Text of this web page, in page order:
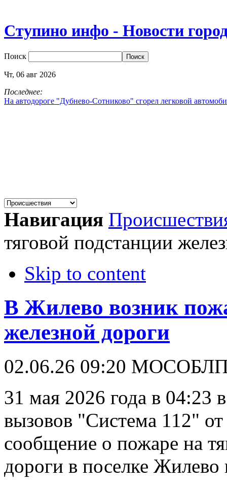
Ступино инфо - Новости
Поиск
Чт, 06 авг 2026
Последнее:
На автодороге "Дубнево‑Сотниково" сгорел легковой
Навигация
тяговой подстанции
Skip to content
В Жилево возник
железной дороги
02.06.26 09:20
31 мая 2026 года в 04:23
вызовов "Система 112"
сообщение о пожаре на
дороги в поселке Жилево